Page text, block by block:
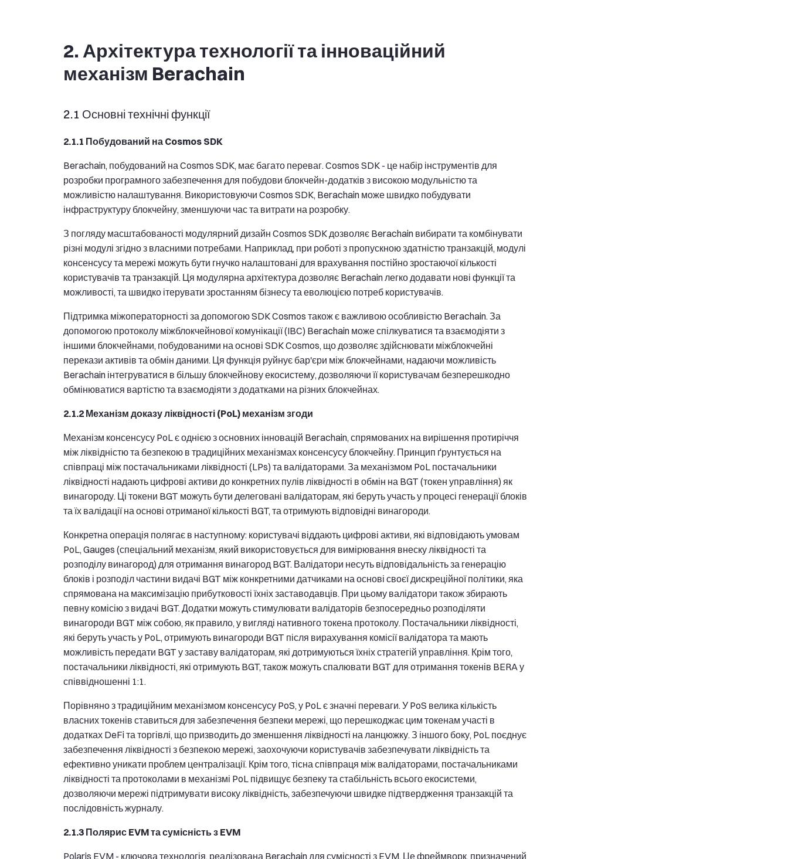
2. Архітектура технології та інноваційний
механізм Berachain
2.1 Основні технічні функції
2.1.1 Побудований на Cosmos SDK
Berachain, побудований на Cosmos SDK, має багато переваг. Cosmos SDK - це набір інструментів для
розробки програмного забезпечення для побудови блокчейн-додатків з високою модульністю та
можливістю налаштування. Використовуючи Cosmos SDK, Berachain може швидко побудувати
інфраструктуру блокчейну, зменшуючи час та витрати на розробку.
З погляду масштабованості модулярний дизайн Cosmos SDK дозволяє Berachain вибирати та комбінувати
різні модулі згідно з власними потребами. Наприклад, при роботі з пропускною здатністю транзакцій, модулі
консенсусу та мережі можуть бути гнучко налаштовані для врахування постійно зростаючої кількості
користувачів та транзакцій. Ця модулярна архітектура дозволяє Berachain легко додавати нові функції та
можливості, та швидко ітерувати зростанням бізнесу та еволюцією потреб користувачів.
Підтримка міжоператорності за допомогою SDK Cosmos також є важливою особливістю Berachain. За
допомогою протоколу міжблокчейнової комунікації (IBC) Berachain може спілкуватися та взаємодіяти з
іншими блокчейнами, побудованими на основі SDK Cosmos, що дозволяє здійснювати міжблокчейні
перекази активів та обмін даними. Ця функція руйнує бар'єри між блокчейнами, надаючи можливість
Berachain інтегруватися в більшу блокчейнову екосистему, дозволяючи її користувачам безперешкодно
обмінюватися вартістю та взаємодіяти з додатками на різних блокчейнах.
2.1.2 Механізм доказу ліквідності (PoL) механізм згоди
Механізм консенсусу PoL є однією з основних інновацій Berachain, спрямованих на вирішення протиріччя
між ліквідністю та безпекою в традиційних механізмах консенсусу блокчейну. Принцип ґрунтується на
співпраці між постачальниками ліквідності (LPs) та валідаторами. За механізмом PoL постачальники
ліквідності надають цифрові активи до конкретних пулів ліквідності в обмін на BGT (токен управління) як
винагороду. Ці токени BGT можуть бути делеговані валідаторам, які беруть участь у процесі генерації блоків
та їх валідації на основі отриманої кількості BGT, та отримують відповідні винагороди.
Конкретна операція полягає в наступному: користувачі віддають цифрові активи, які відповідають умовам
PoL, Gauges (спеціальний механізм, який використовується для вимірювання внеску ліквідності та
розподілу винагород) для отримання винагород BGT. Валідатори несуть відповідальність за генерацію
блоків і розподіл частини видачі BGT між конкретними датчиками на основі своєї дискреційної політики, яка
спрямована на максимізацію прибутковості їхніх заставодавців. При цьому валідатори також збирають
певну комісію з видачі BGT. Додатки можуть стимулювати валідаторів безпосередньо розподіляти
винагороди BGT між собою, як правило, у вигляді нативного токена протоколу. Постачальники ліквідності,
які беруть участь у PoL, отримують винагороди BGT після вирахування комісії валідатора та мають
можливість передати BGT у заставу валідаторам, які дотримуються їхніх стратегій управління. Крім того,
постачальники ліквідності, які отримують BGT, також можуть спалювати BGT для отримання токенів BERA у
співвідношенні 1:1.
Порівняно з традиційним механізмом консенсусу PoS, у PoL є значні переваги. У PoS велика кількість
власних токенів ставиться для забезпечення безпеки мережі, що перешкоджає цим токенам участі в
додатках DeFi та торгівлі, що призводить до зменшення ліквідності на ланцюжку. З іншого боку, PoL поєднує
забезпечення ліквідності з безпекою мережі, заохочуючи користувачів забезпечувати ліквідність та
ефективно уникати проблем централізації. Крім того, тісна співпраця між валідаторами, постачальниками
ліквідності та протоколами в механізмі PoL підвищує безпеку та стабільність всього екосистеми,
дозволяючи мережі підтримувати високу ліквідність, забезпечуючи швидке підтвердження транзакцій та
послідовність журналу.
2.1.3 Полярис EVM та сумісність з EVM
Polaris EVM - ключова технологія, реалізована Berachain для сумісності з EVM. Це фреймворк, призначений